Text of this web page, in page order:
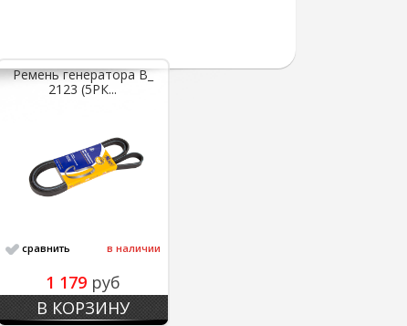
Ремень генератора В_
2123 (5РК...
сравнить в наличии
1 179 руб
В КОРЗИНУ